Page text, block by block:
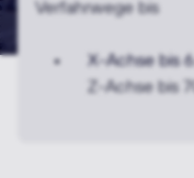
ZENTREN